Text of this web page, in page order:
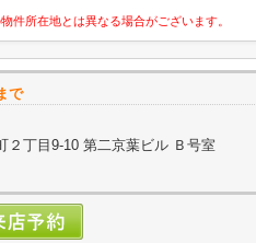
件所在地とは異なる場合がございます。
で
２丁目9-10 第二京葉ビル Ｂ号室